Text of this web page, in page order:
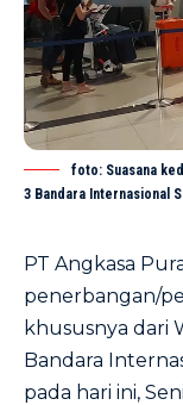
foto: Suasana
3 Bandara Internasional
PT Angkasa
penerbangan/
khususnya dari
Bandara
pada hari ini,